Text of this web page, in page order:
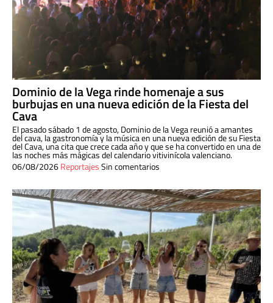
Dominio de la Vega rinde homenaje a sus
burbujas en una nueva edición de la Fiesta del
Cava
El pasado sábado 1 de agosto, Dominio de la Vega reunió a amantes
del cava, la gastronomía y la música en una nueva edición de su Fiesta
del Cava, una cita que crece cada año y que se ha convertido en una de
las noches más mágicas del calendario vitivinícola valenciano.
06/08/2026ReportajesSin comentarios